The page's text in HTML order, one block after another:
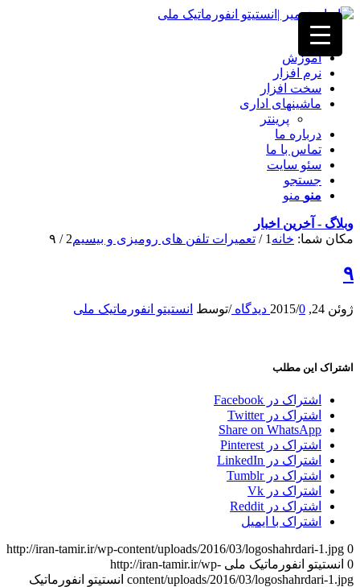
خانه
آموزش
نرم افزار
سخت افزار
ماشینهای اداری
پرینتر
درباره ما
تماس با ما
سئو سایت
جستجو
منو منو
وبلاگ - آخرین اخبار
مکان شما: خانه 1
/ تعمیرات تلفن های رومیزی و بیسیم2
/ ۹
۹
ژوئن 24, 2015 /0 دیدگاه /توسط انستیتو انفورماتیک ملی
اشتراک این مطلب
اشتراک در Facebook
اشتراک در Twitter
Share on WhatsApp
اشتراک در Pinterest
اشتراک در LinkedIn
اشتراک در Tumblr
اشتراک در Vk
اشتراک در Reddit
اشتراک با ایمیل
http://iran-tamir.ir/wp-content/uploads/2016/03/logoshahrdari-1.jpg 0
0 انستیتو انفورماتیک ملی http://iran-tamir.ir/wp-
content/uploads/2016/03/logoshahrdari-1.jpg انستیتو انفورماتیک